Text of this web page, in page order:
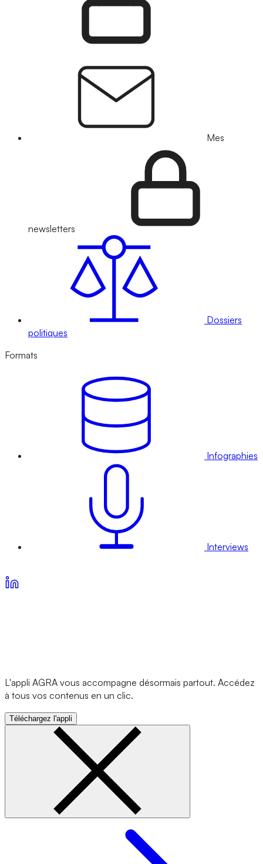
Mes
newsletters
Dossiers
politiques
Formats
Infographies
Interviews
L'appli AGRA vous accompagne désormais partout. Accédez
à tous vos contenus en un clic.
Téléchargez l'appli